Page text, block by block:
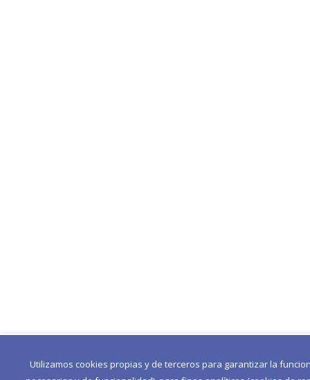
Utilizamos cookies propias y de terceros para garantizar la